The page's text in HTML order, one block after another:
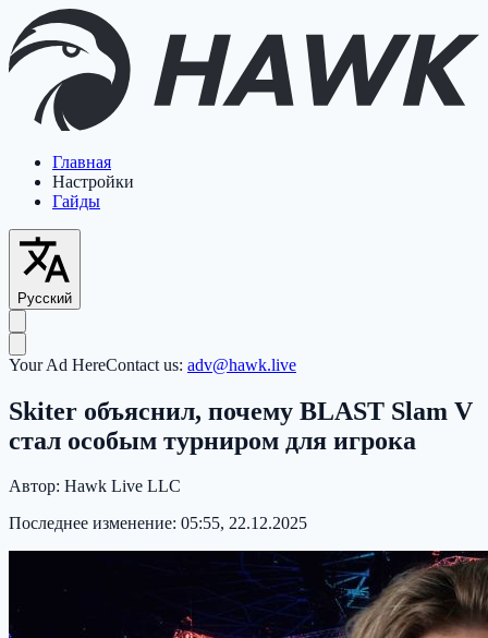
Главная
Настройки
Гайды
Русский
Your Ad HereContact us: adv@hawk.live
Skiter объяснил, почему BLAST Slam V
стал особым турниром для игрока
Автор: Hawk Live LLC
Последнее изменение: 05:55, 22.12.2025